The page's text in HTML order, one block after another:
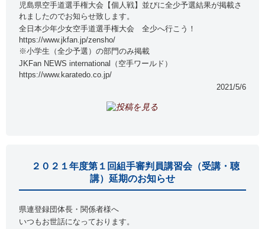
児島県空手道選手権大会【個人戦】並びに全少予選結果が掲載さ
れましたのでお知らせ致します。
全日本少年少女空手道選手権大会 全少へ行こう！
https://www.jkfan.jp/zensho/
※小学生（全少予選）の部門のみ掲載
JKFan NEWS international（空手ワールド）
https://www.karatedo.co.jp/
2021/5/6
２０２１年度第１回組手審判員講習会（受講・聴
講）延期のお知らせ
県連登録団体長・関係者様へ
いつもお世話になっております。